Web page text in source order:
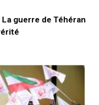
guerre de Téhéran